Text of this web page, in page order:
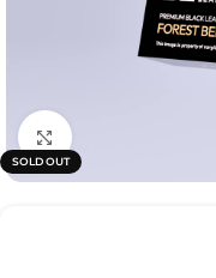
SOLD OUT
Click to enlarge